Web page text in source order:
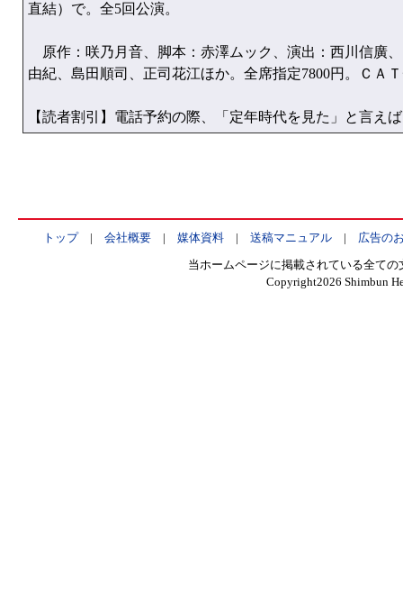
直結）で。全5回公演。
原作：咲乃月音、脚本：赤澤ムック、演出：西川信廣
由紀、島田順司、正司花江ほか。全席指定7800円。ＣＡ
【読者割引】電話予約の際、「定年時代を見た」と言え
トップ| 会社概要| 媒体資料| 送稿マニュアル| 広告の
当ホームページに掲載されている全て
Copyright2026 Shimbun